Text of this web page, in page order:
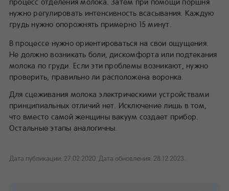
нужно регулировать интенсивность всасывания. Каждую
грудь нужно опорожнять примерно 15 минут.
В процессе нужно ориентироваться на свои ощущения.
Не должно возникать боли, дискомфорта или подтекания
молока по груди. Если эти проблемы возникают, нужно
проверить, правильно ли расположена воронка.
Для сцеживания молока электрическими устройствами
принципиальных отличий нет. Исключение лишь в том,
что вместо самой женщины вакуум создает прибор.
Остальные этапы аналогичны.
Дата публикации: 27.02.2020. Дата обновления: 28.12.2023.